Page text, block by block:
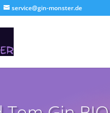
service@gin-monster.de